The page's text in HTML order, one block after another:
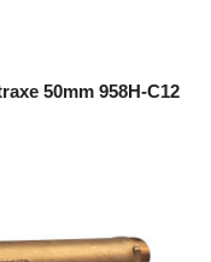
50mm 958H-C12